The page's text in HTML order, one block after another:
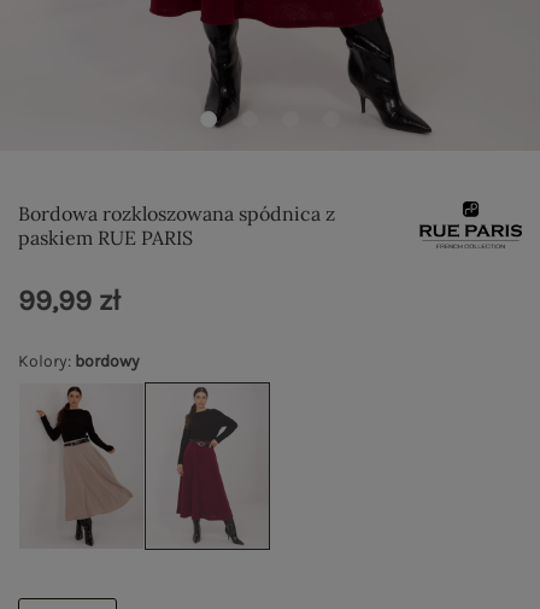
Bordowa rozkloszowana spódnica z
paskiem RUE PARIS
Kolory: bordowy
99,99 zł